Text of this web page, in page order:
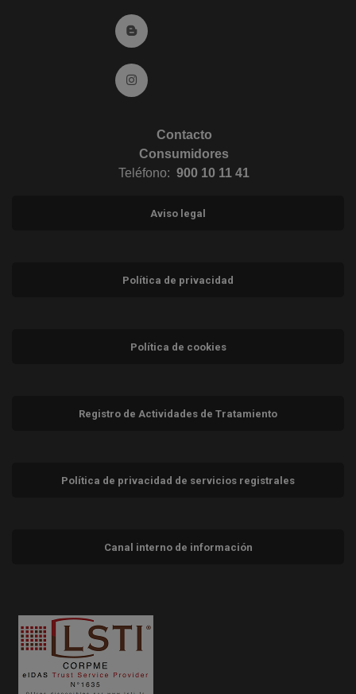
Ir al Blog (abre en ventana nueva)
Ir a Instagram (abre en ventana nueva)
Contacto
Consumidores
Teléfono: 900 10 11 41
Aviso legal
Política de privacidad
Política de cookies
Registro de Actividades de Tratamiento
Política de privacidad de servicios registrales
Canal interno de información